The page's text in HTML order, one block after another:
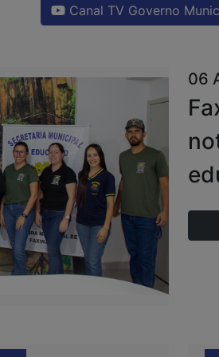
Canal TV Governo
06